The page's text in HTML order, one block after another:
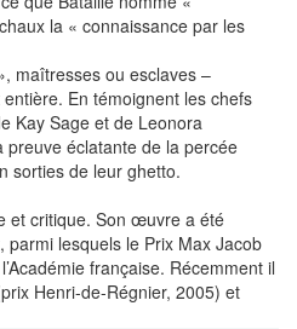
la « connaissance par les
maîtresses ou esclaves –
En témoignent les chefs
Kay Sage et de Leonora
éclatante de la percée
sorties de leur ghetto.
et critique. Son œuvre a été
lesquels le Prix Max Jacob
française. Récemment il
Henri-de-Régnier, 2005) et